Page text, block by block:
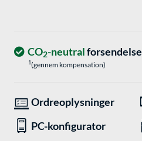
CO2-neutralforsendelse
1(gennem kompensation)
Ordreoplysninger
PC-konfigurator